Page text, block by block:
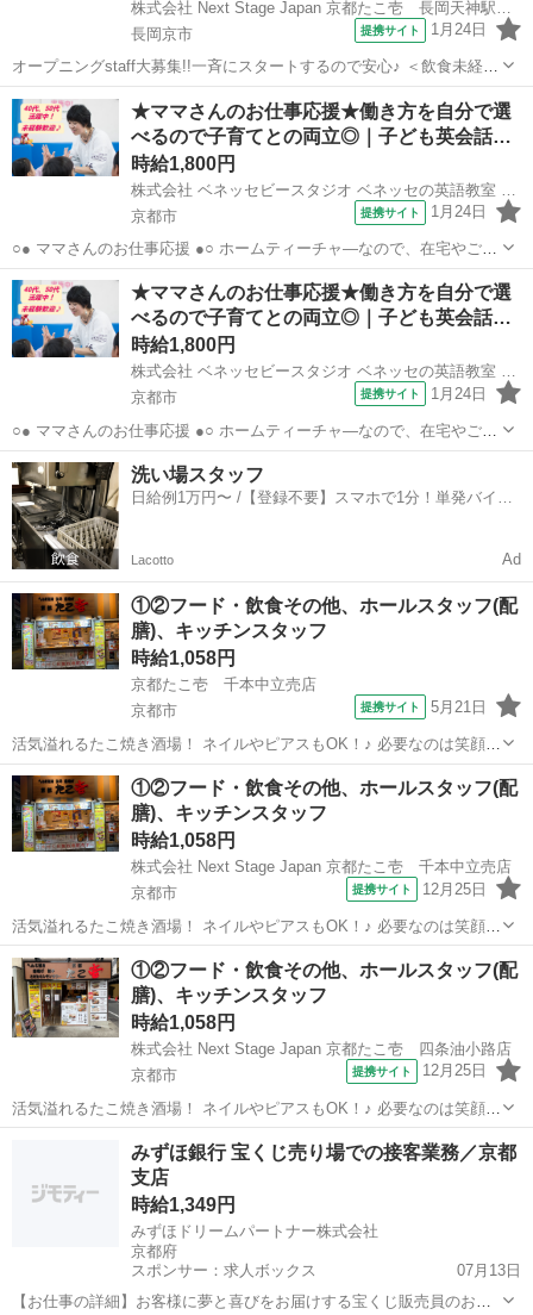
長岡京市
提携サイト 1月24日
オープニングstaff大募集!!一斉にスタートするので安心♪ ＜飲食未経験
や初バイトも大歓迎！＞ 活気溢れるたこ焼き酒場！ ネイルやピアスも
OK！♪ 必要なのは笑顔と元気だけ！ 大学生・主婦(夫)・フリーターな
ど、 年齢...
京都 長岡京市 店長
★ママさんのお仕事応援★働き方を自分で選
べるので子育てとの両立◎｜子ども英会話…
時給1,800円
京都市
提携サイト 1月24日
○● ママさんのお仕事応援 ●○ ホームティーチャ—なので、在宅やご自
宅近くでの勤務！ ご家庭の都合に応じて、週1日～開校日なども調整
可能です。 ○● 未経験からの「英語の先生」デビューも大歓迎 ●○ ・開
校以降は教室運営...
京都 京都市
★ママさんのお仕事応援★働き方を自分で選
べるので子育てとの両立◎｜子ども英会話…
時給1,800円
株式会社 ベネッセビースタジオ ベネッセの英語教室 BE studio
京都市
提携サイト 1月24日
○● ママさんのお仕事応援 ●○ ホームティーチャ—なので、在宅やご自
宅近くでの勤務！ ご家庭の都合に応じて、週1日～開校日なども調整
可能です。 ○● 未経験からの「英語の先生」デビューも大歓迎 ●○ ・開
校以降は教室運営...
京都 京都市 店長
洗い場スタッフ
日給例1万円〜 /【登録不要】スマホで1分！単発バイト
Lacotto Ad
①②フード・飲食その他、ホールスタッフ(配
膳)、キッチンスタッフ
時給1,058円
京都たこ壱 千本中立売店
京都市
提携サイト 5月21日
活気溢れるたこ焼き酒場！ ネイルやピアスもOK！♪ 必要なのは笑顔と
元気だけ！ 大学生・主婦(夫)・フリーターなど、 年齢・性別問わず大
募集★ 笑顔と元気さえあれば積極採用中です！★ ≪未経験の方でも問
題なし！！≫ 未...
京都 京都市 店長
①②フード・飲食その他、ホールスタッフ(配
膳)、キッチンスタッフ
時給1,058円
株式会社 Next Stage Japan 京都たこ壱 千本中立売店
京都市
提携サイト 12月25日
活気溢れるたこ焼き酒場！ ネイルやピアスもOK！♪ 必要なのは笑顔と
元気だけ！ 大学生・主婦(夫)・フリーターなど、 年齢・性別問わず大
募集★ 笑顔と元気さえあれば積極採用中です！★ ≪未経験の方でも問
題なし！！≫ 未...
京都 京都市 店長
①②フード・飲食その他、ホールスタッフ(配
膳)、キッチンスタッフ
時給1,058円
株式会社 Next Stage Japan 京都たこ壱 四条油小路店
京都市
提携サイト 12月25日
活気溢れるたこ焼き酒場！ ネイルやピアスもOK！♪ 必要なのは笑顔と
元気だけ！ 大学生・主婦(夫)・フリーターなど、 年齢・性別問わず大
題なし！！≫ 未...
店長
みずほ銀行 宝くじ売り場での接客業務／京都
支店
時給1,349円
みずほドリームパートナー株式会社
京都府
スポンサー：求人ボックス
07月13日
【お仕事の詳細】お客様に夢と喜びをお届けする宝くじ販売員のお仕